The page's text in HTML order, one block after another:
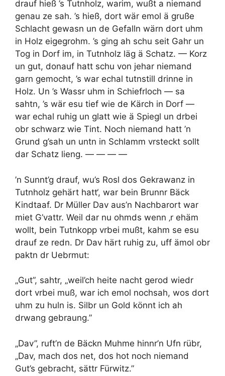
drauf hieß ’s Tutnholz, warim, wußt a niemand
genau ze sah. ’s hieß, dort wär emol ä gruße
Schlacht gewasn un de Gefalln wärn dort uhm
in Holz eigegrohm. ’s ging ah schu seit Gahr un
Tog in Dorf im, in Tutnholz läg ä Schatz. — Korz
un gut, donauf hatt schu von jehar niemand
garn gemocht, ’s war echal tutnstill drinne in
Holz. Un ’s Wassr uhm in Schiefrloch — sa
sahtn, ’s wär esu tief wie de Kärch in Dorf —
war echal ruhig un glatt wie ä Spiegl un drbei
obr schwarz wie Tint. Noch niemand hatt ’n
Grund g’sah un untn in Schlamm vrsteckt sollt
dar Schatz lieng. — — — —
’n Sunnt’g drauf, wu’s Rosl dos Gekrawanz in
Tutnholz gehärt hatt‘, war bein Brunnr Bäck
Kindtaaf. Dr Müller Dav aus’n Nachbarort war
miet G’vattr. Weil dar nu ohmds wenn ‚r ehäm
wollt, bein Tutnkopp vrbei mußt, kahm se esu
drauf ze redn. Dr Dav härt ruhig zu, uff ämol obr
paktn dr Uebrmut:
„Gut”, sahtr, „weil’ch heite nacht gerod wiedr
dort vrbei muß, war ich emol nochsah, wos dort
uhm zu huln is. Silbr un Gold könnt ich ah
drwang gebraung.”
„Dav”, ruft’n de Bäckn Muhme hinnr’n Ufn rübr,
„Dav, mach dos net, dos hot noch niemand
Gut’s gebracht, sättr Fürwitz.”